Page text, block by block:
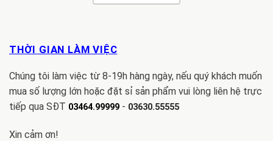
THỜI GIAN LÀM VIỆC
Chúng tôi làm việc từ 8-19h hàng ngày, nếu quý khách muốn
mua số lượng lớn hoặc đặt sỉ sản phẩm vui lòng liên hệ trực
tiếp qua SĐT 03464.99999 - 03630.55555
Xin cảm ơn!